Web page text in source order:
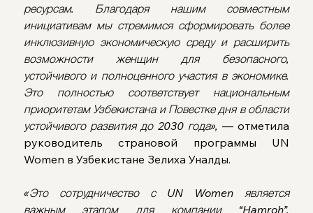
ресурсам. Благодаря нашим совместным
инициативам мы стремимся сформировать более
инклюзивную экономическую среду и расширить
возможности женщин для безопасного,
устойчивого и полноценного участия в экономике.
Это полностью соответствует национальным
приоритетам Узбекистана и Повестке дня в области
устойчивого развития до 2030 года», — отметила
руководитель страновой программы UN
Women в Узбекистане Зелиха Уналды.
«Это сотрудничество с UN Women является
важным этапом для компании “Hamroh”.